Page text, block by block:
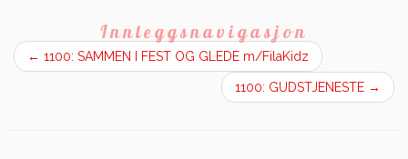
Innleggsnavigasjon
← 1100: SAMMEN I FEST OG GLEDE m/FilaKidz
1100: GUDSTJENESTE →